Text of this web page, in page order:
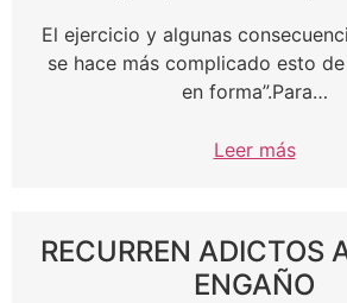
El ejercicio y algunas
se hace más complicado esto de
en forma”.Para…
Leer más
RECURREN ADICTOS
ENGAÑO